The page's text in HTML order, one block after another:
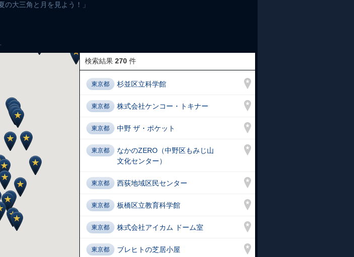
大三角と月を見よう！」
周年拡大版
望会
といっしょにクリスマスの星空を見よう！」
検索結果 270 件
東京都 杉並区立科学館
東京都 株式会社ケンコー・トキナー
東京都 中野 ザ・ポケット
東京都
なかのZERO（中野区もみじ山
文化センター）
東京都 西荻地域区民センター
東京都 板橋区立教育科学館
東京都 株式会社アイカム ドーム室
東京都 ブレヒトの芝居小屋